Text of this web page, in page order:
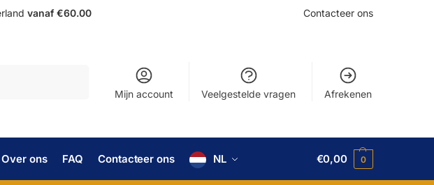
vanaf €60.00 Contacteer ons
Mijn account Veelgestelde vragen Afrekenen
Over ons FAQ Contacteer ons NL €0,00 0